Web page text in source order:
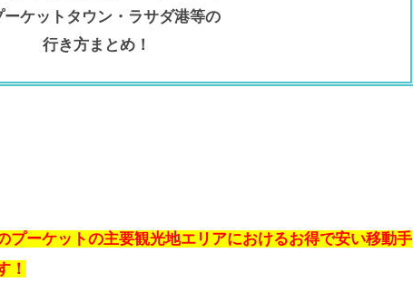
ーケットタウン・ラサダ港等の
行き方まとめ！
プーケットの主要観光地エリアにおけるお得で安い移動手
！